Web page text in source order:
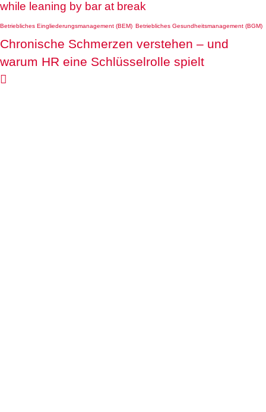
Betriebliches Eingliederungsmanagement (BEM) Betriebliches Gesundheitsmanagement (BGM)
Chronische Schmerzen verstehen – und
warum HR eine Schlüsselrolle spielt
